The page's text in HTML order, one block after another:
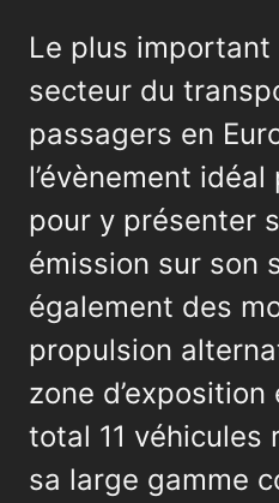
Le plus important
secteur du
passagers en
l’évènement
pour y présenter
émission sur son
également des
propulsion
zone
total 11 véhicules
sa large gamme